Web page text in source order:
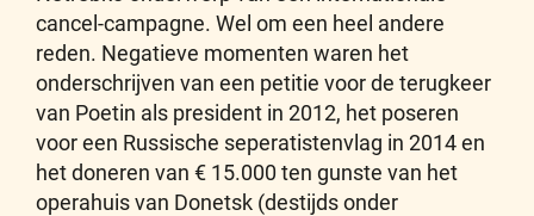
cancel-campagne. Wel om een heel andere
reden. Negatieve momenten waren het
onderschrijven van een petitie voor de terugkeer
van Poetin als president in 2012, het poseren
voor een Russische seperatistenvlag in 2014 en
het doneren van € 15.000 ten gunste van het
operahuis van Donetsk (destijds onder